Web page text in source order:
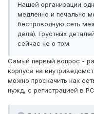
Нашей организации
медленно и печально
беспроводную сеть
дела). Грустных
сейчас не о том.
Самый первый вопрос -
корпуса на
можно проскачить как
нужд, с регистрацией в